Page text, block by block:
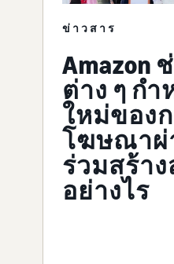
ข่าวสาร
Amazon
ต่าง ๆ ก
ใหม่ของ
โฆษณาผ่
ร่วมสร้า
อย่างไร